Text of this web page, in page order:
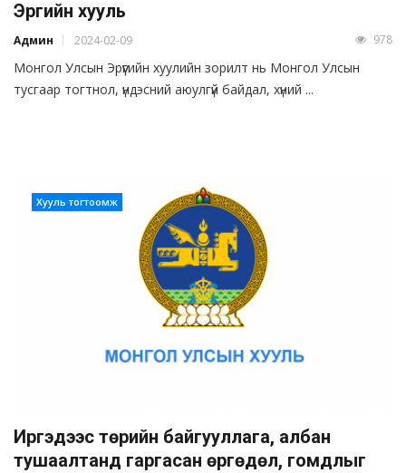
Эрүүгийн хууль
Админ 2024-02-09 978
Монгол Улсын Эрүүгийн хуулийн зорилт нь Монгол Улсын
тусгаар тогтнол, үндэсний аюулгүй байдал, хүний ...
Хууль тогтоомж
Иргэдээс төрийн байгууллага, албан
тушаалтанд гаргасан өргөдөл, гомдлыг